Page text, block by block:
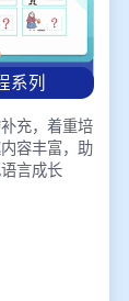
系列
充，着重培
内容丰富，助
言成长